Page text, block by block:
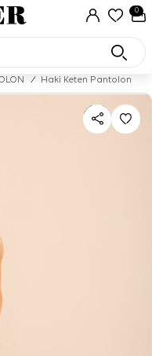
0
/ Haki Keten Pantolon